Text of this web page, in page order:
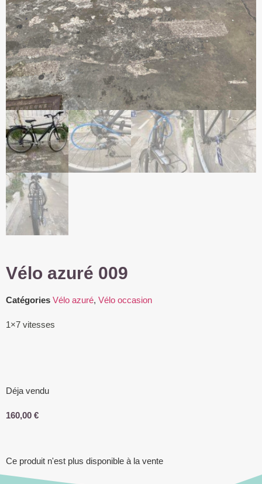
Vélo azuré 009
Catégories Vélo azuré, Vélo occasion
1×7 vitesses
Déja vendu
160,00 €
Ce produit n'est plus disponible à la vente